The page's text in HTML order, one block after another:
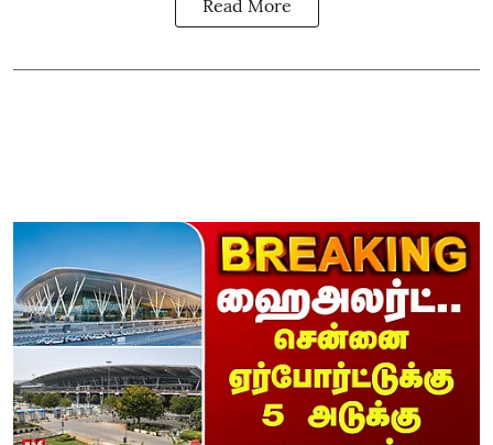
Read More